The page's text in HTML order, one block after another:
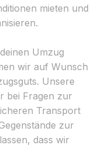
mieten und
Umzug
wir auf Wunsch
Unsere
bei Fragen zur
Transport
zur
dass wir